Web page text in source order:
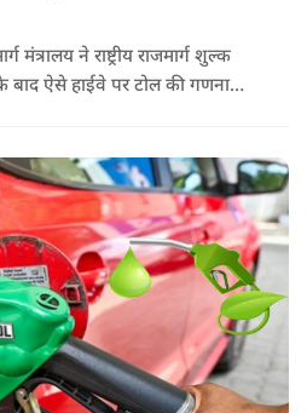
ने राष्ट्रीय राजमार्ग शुल्क
बाद ऐसे हाईवे पर टोल की गणना